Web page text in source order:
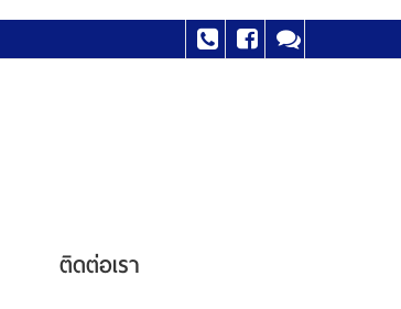
ติดต่อเรา